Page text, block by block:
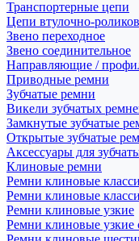
Транспортерные цепи
Цепи втулочно-
Звено переходное
Звено соединительное
Направляющие /
Приводные ремни
Зубчатые ремни
Викели зубчатых
Замкнутые зубчатые
Открытые зубчатые
Аксессуары для
Клиновые ремни
Ремни клиновые
Ремни клиновые
Ремни клиновые узкие
Ремни клиновые